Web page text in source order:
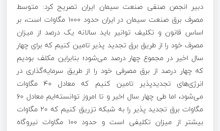
دبیر انجمن صنفی صنعت سیمان ایران تصریح کرد: متوسط
مصرف برق صنعت سیمان در ایران حدود ۱۰۰۰ مگاوات است، بر
اساس قانون و تکلیف توانیر باید سالانه یک درصد از میزان
مصرف خود را از طریق برق تجدید پذیر تامین کنیم که برای چهار
سال اخیر در مجموع چهار درصد می‌شود؛ بنابراین مکلف بودیم
که چهار درصد از برق مصرفی خود را از طریق سرمایه‌گذاری در
انرژی‌های تجدیدپذیر تامین کنیم که معادل ۴۰ مگاوات
می‌شود، اما طی چهار سال اخیر و تا امروز توانسته‌ایم معادل ۶۰
مگاوات برق تجدید پذیر را به شبکه تزریق کنیم که ۲۰ مگاوات
بیشتر از میزان تکلیفی است و حدود ۱۰۰ مگاوات نیروگاه